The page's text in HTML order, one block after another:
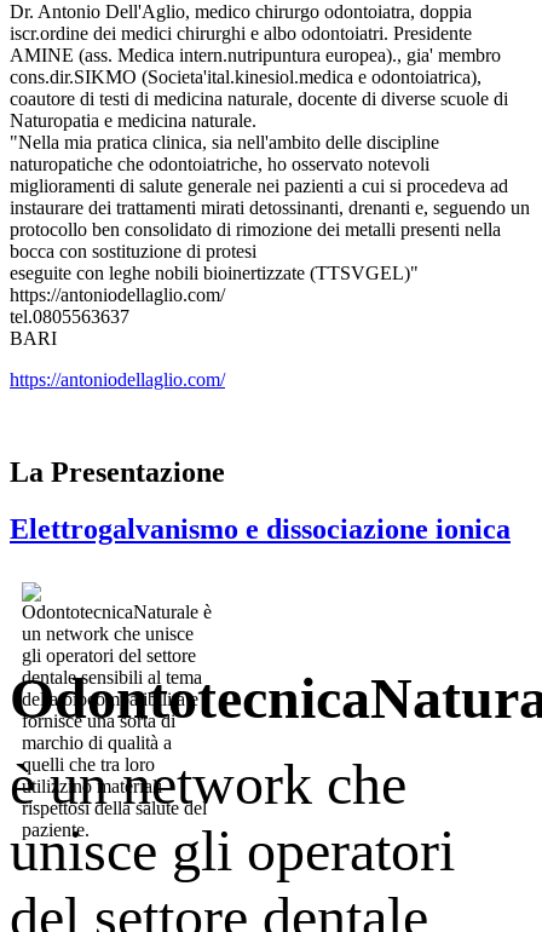
Dr. Antonio Dell'Aglio, medico chirurgo odontoiatra, doppia
iscr.ordine dei medici chirurghi e albo odontoiatri. Presidente
AMINE (ass. Medica intern.nutripuntura europea)., gia' membro
cons.dir.SIKMO (Societa'ital.kinesiol.medica e odontoiatrica),
coautore di testi di medicina naturale, docente di diverse scuole di
Naturopatia e medicina naturale.
"Nella mia pratica clinica, sia nell'ambito delle discipline
naturopatiche che odontoiatriche, ho osservato notevoli
miglioramenti di salute generale nei pazienti a cui si procedeva ad
instaurare dei trattamenti mirati detossinanti, drenanti e, seguendo un
protocollo ben consolidato di rimozione dei metalli presenti nella
bocca con sostituzione di protesi
eseguite con leghe nobili bioinertizzate (TTSVGEL)"
https://antoniodellaglio.com/
tel.0805563637
BARI
https://antoniodellaglio.com/
La Presentazione
Elettrogalvanismo e dissociazione ionica
è un network che
unisce gli operatori
del settore dentale